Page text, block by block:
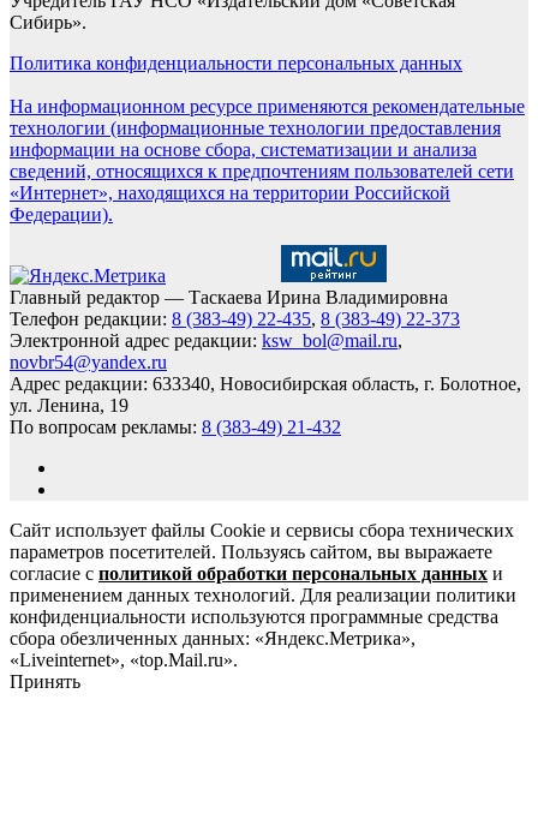
Сибирь».
Политика конфиденциальности персональных данных
На информационном ресурсе применяются рекомендательные
технологии (информационные технологии предоставления
информации на основе сбора, систематизации и анализа
сведений, относящихся к предпочтениям пользователей сети
«Интернет», находящихся на территории Российской
Федерации).
Главный редактор — Таскаева Ирина Владимировна
Телефон редакции: 8 (383-49) 22-435, 8 (383-49) 22-373
Электронной адрес редакции: ksw_bol@mail.ru,
novbr54@yandex.ru
Адрес редакции: 633340, Новосибирская область, г. Болотное,
ул. Ленина, 19
По вопросам рекламы: 8 (383-49) 21-432
Сайт использует файлы Cookie и сервисы сбора технических
параметров посетителей. Пользуясь сайтом, вы выражаете
согласие с политикой обработки персональных данных и
применением данных технологий. Для реализации политики
конфиденциальности используются программные средства
сбора обезличенных данных: «Яндекс.Метрика»,
«Liveinternet», «top.Mail.ru».
Принять